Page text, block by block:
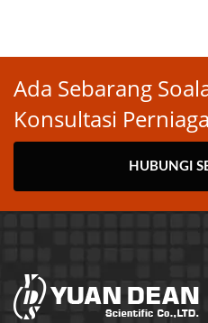
Ada Sebarang
Konsultasi
HUBUNGI